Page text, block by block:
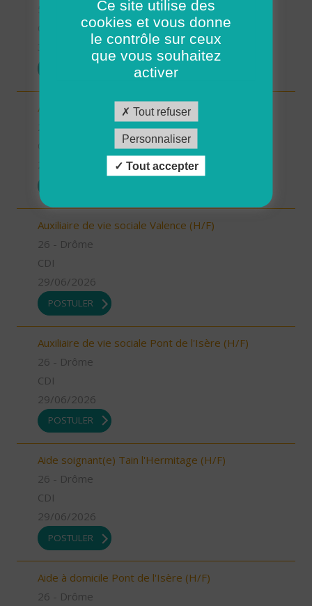
56 - Morbihan
30/06/2026
Aide à domicile Saint Marcel les Valence (H/F)
Auxiliaire de vie sociale Valence (H/F)
26 - Drôme
CDI
29/06/2026
POSTULER
Auxiliaire de vie sociale Pont de l'Isère (H/F)
26 - Drôme
CDI
29/06/2026
POSTULER
Aide soignant(e) Tain l'Hermitage (H/F)
26 - Drôme
CDI
29/06/2026
POSTULER
Aide à domicile Pont de l'Isère (H/F)
26 - Drôme
Ce site utilise des
cookies et vous donne
le contrôle sur ceux
que vous souhaitez
activer
Tout refuser
Personnaliser
Tout accepter